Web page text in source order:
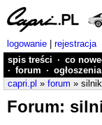
logowanie
rejestracja
spis treści · co
· forum · ogłoszenia
capri.pl » forum »
Forum: